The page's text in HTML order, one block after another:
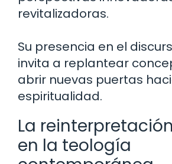
revitalizadoras.
Su presencia en el
invita a replantear
abrir nuevas puertas
espiritualidad.
La
en la teología